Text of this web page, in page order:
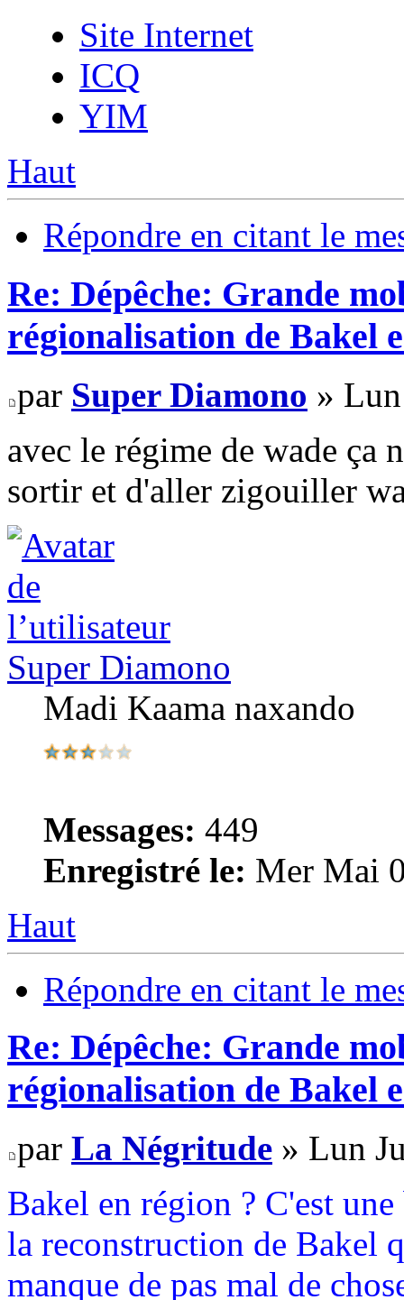
Site Internet
ICQ
YIM
Haut
Répondre en citant le
Re: Dépêche: Grande
régionalisation de Bakel
par Super Diamono »
avec le régime de wade ça
sortir et d'aller zigouiller
Super Diamono
Madi Kaama naxando
Messages: 449
Enregistré le: Mer Mai
Haut
Répondre en citant le
Re: Dépêche: Grande
régionalisation de Bakel
par La Négritude » Lun
Bakel en région ? C'est
la reconstruction de Bakel
manque de pas mal de